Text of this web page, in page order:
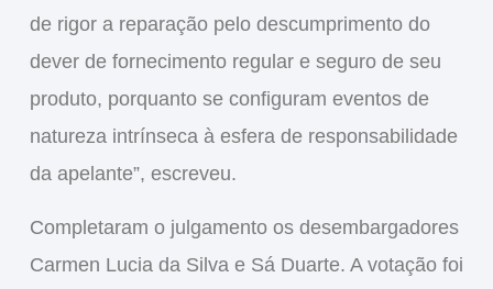
de rigor a reparação pelo descumprimento do
dever de fornecimento regular e seguro de seu
produto, porquanto se configuram eventos de
natureza intrínseca à esfera de responsabilidade
da apelante”, escreveu.
Completaram o julgamento os desembargadores
Carmen Lucia da Silva e Sá Duarte. A votação foi